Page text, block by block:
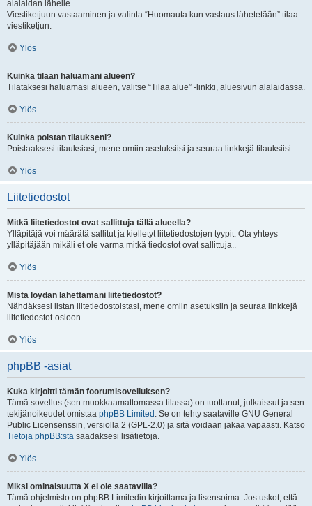
alalaidan lähelle.
Viestiketjuun vastaaminen ja valinta “Huomauta kun vastaus lähetetään” tilaa
viestiketjun.
Ylös
Kuinka tilaan haluamani alueen?
Tilataksesi haluamasi alueen, valitse “Tilaa alue” -linkki, aluesivun alalaidassa.
Ylös
Kuinka poistan tilaukseni?
Poistaaksesi tilauksiasi, mene omiin asetuksiisi ja seuraa linkkejä tilauksiisi.
Ylös
Liitetiedostot
Mitkä liitetiedostot ovat sallittuja tällä alueella?
Ylläpitäjä voi määrätä sallitut ja kielletyt liitetiedostojen tyypit. Ota yhteys
ylläpitäjään mikäli et ole varma mitkä tiedostot ovat sallittuja..
Ylös
Mistä löydän lähettämäni liitetiedostot?
Nähdäksesi listan liitetiedostoistasi, mene omiin asetuksiin ja seuraa linkkejä
liitetiedostot-osioon.
Ylös
phpBB -asiat
Kuka kirjoitti tämän foorumisovelluksen?
Tämä sovellus (sen muokkaamattomassa tilassa) on tuottanut, julkaissut ja sen
tekijänoikeudet omistaa phpBB Limited . Se on tehty saataville GNU General
Public Licensenssin, versiolla 2 (GPL-2.0) ja sitä voidaan jakaa vapaasti. Katso
Tietoja phpBB:stä saadaksesi lisätietoja.
Ylös
Miksi ominaisuutta X ei ole saatavilla?
Tämä ohjelmisto on phpBB Limitedin kirjoittama ja lisensoima. Jos uskot, että